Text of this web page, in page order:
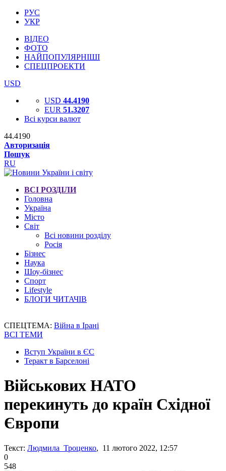
РУС
УКР
ВІДЕО
ФОТО
НАЙПОПУЛЯРНІШІ
СПЕЦПРОЕКТИ
USD
USD 44.4190
EUR 51.3207
Всі курси валют
44.4190
Авторизація
Пошук
RU
ВСІ РОЗДІЛИ
Головна
Україна
Місто
Світ
Всі новини розділу
Росія
Бізнес
Наука
Шоу-бізнес
Спорт
Lifestyle
БЛОГИ ЧИТАЧІВ
СПЕЦТЕМА: Війна в Ірані
ВСІ ТЕМИ
Вступ України в ЄС
Теракт в Барселоні
Військових НАТО
перекинуть до країн Східної
Європи
Текст: Людмила Троценко, 11 лютого 2022, 12:57
0
548